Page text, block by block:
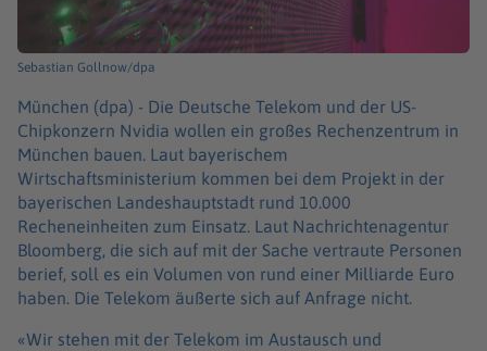
Sebastian Gollnow/dpa
München (dpa) - Die Deutsche Telekom und der US-
Chipkonzern Nvidia wollen ein großes Rechenzentrum in
München bauen. Laut bayerischem
Wirtschaftsministerium kommen bei dem Projekt in der
bayerischen Landeshauptstadt rund 10.000
Recheneinheiten zum Einsatz. Laut Nachrichtenagentur
Bloomberg, die sich auf mit der Sache vertraute Personen
berief, soll es ein Volumen von rund einer Milliarde Euro
haben. Die Telekom äußerte sich auf Anfrage nicht.
«Wir stehen mit der Telekom im Austausch und